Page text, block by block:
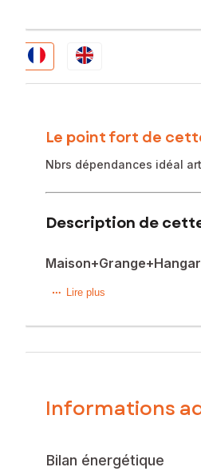
Le point fort de
Nbrs dépendances idéal
Description de
Artisans, micro-
Située dans le village de
-Salle d’eau et WC
-Cave voûtée en dessous
Lire plus
Informations
Bilan énergétique